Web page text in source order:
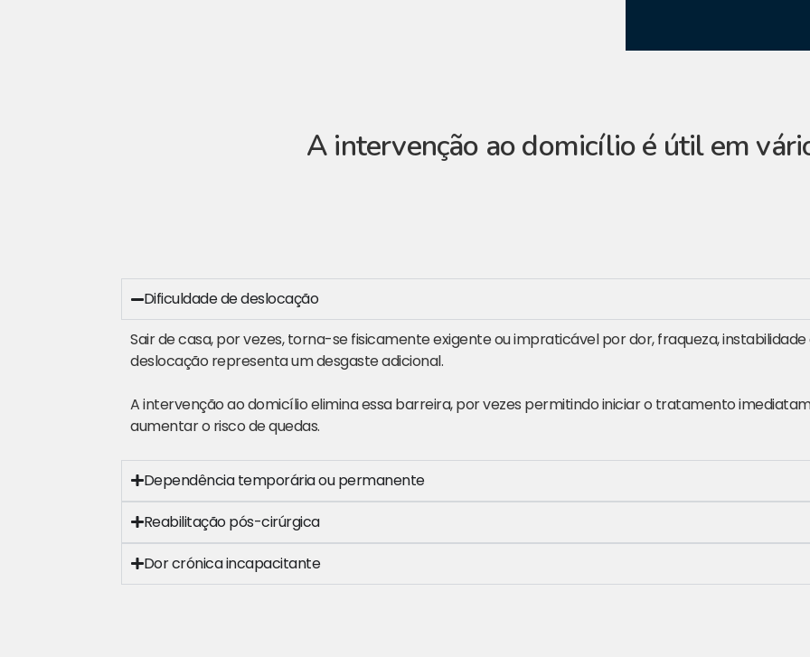
A intervenção ao domicílio é útil em
Dificuldade de deslocação
Sair de casa, por vezes, torna-se fisicamente exigente ou impraticável por dor, fraqueza,
deslocação representa um desgaste adicional.
A intervenção ao domicílio elimina essa barreira, por vezes permitindo iniciar o tratamento
aumentar o risco de quedas.
Dependência temporária ou permanente
Reabilitação pós-cirúrgica
Dor crónica incapacitante